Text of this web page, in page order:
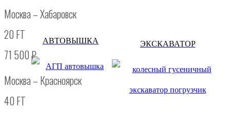
Москва – Хабаровск
20 FT
71 500 ₽
Москва – Красноярск
40 FT
АВТОВЫШКА ЭКСКАВАТОР